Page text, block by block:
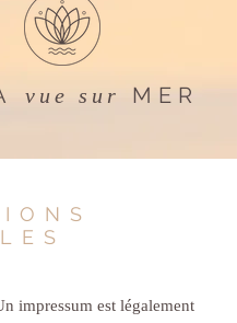
vue sur MER
impressum est légalement